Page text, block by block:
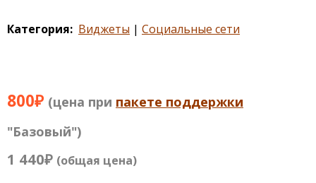
Категория Виджеты Социальные сети
800₽ (цена при пакете поддержки
"Базовый")
1 440₽ (общая цена)